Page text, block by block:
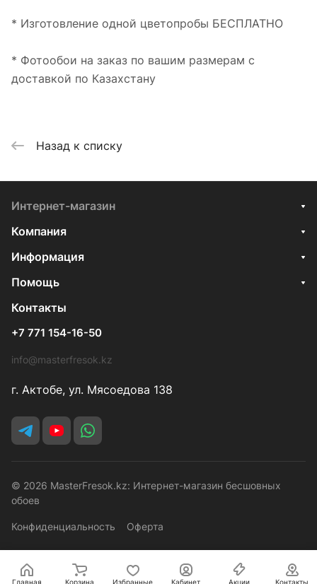
* Изготовление одной цветопробы БЕСПЛАТНО
* Фотообои на заказ по вашим размерам с
доставкой по Казахстану
Назад к списку
Интернет-магазин
Компания
Информация
Помощь
Контакты
+7 771 154-16-50
info@masterfresok.kz
г. Актобе, ул. Мясоедова 138
© 2026 MasterFresok.kz: Интернет-магазин бесшовных
обоев
Конфиденциальность Оферта
Главная Корзина Избранные Кабинет Акции Контакты